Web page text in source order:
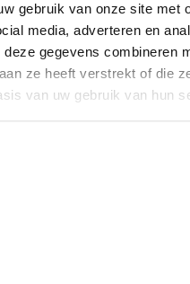
gebruik van onze site met
media, adverteren en
deze gegevens combineren
ze heeft verstrekt of die
van uw gebruik van hun
wordt verwerkt door de
het team richtlijnen NCJ.
wordt met de